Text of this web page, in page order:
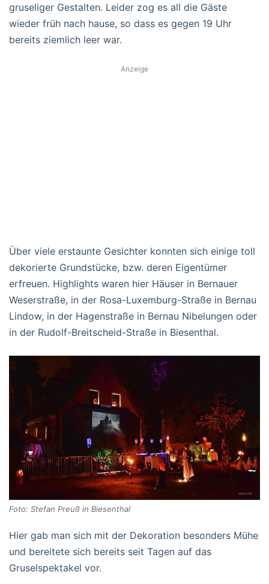
gruseliger Gestalten. Leider zog es all die Gäste
wieder früh nach hause, so dass es gegen 19 Uhr
bereits ziemlich leer war.
Anzeige
Über viele erstaunte Gesichter konnten sich einige toll
dekorierte Grundstücke, bzw. deren Eigentümer
erfreuen. Highlights waren hier Häuser in Bernauer
Weserstraße, in der Rosa-Luxemburg-Straße in Bernau
Lindow, in der Hagenstraße in Bernau Nibelungen oder
in der Rudolf-Breitscheid-Straße in Biesenthal.
Foto: Stefan Preuß in Biesenthal
Hier gab man sich mit der Dekoration besonders Mühe
und bereitete sich bereits seit Tagen auf das
Gruselspektakel vor.